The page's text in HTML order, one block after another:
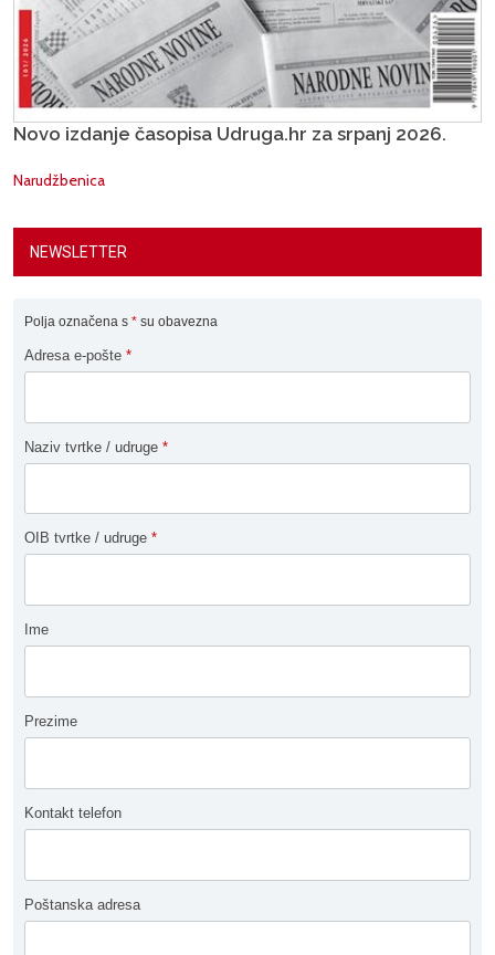
Novo izdanje časopisa Udruga.hr za srpanj 2026.
Narudžbenica
NEWSLETTER
Polja označena s * su obavezna
Adresa e-pošte *
Naziv tvrtke / udruge *
OIB tvrtke / udruge *
Ime
Prezime
Kontakt telefon
Poštanska adresa